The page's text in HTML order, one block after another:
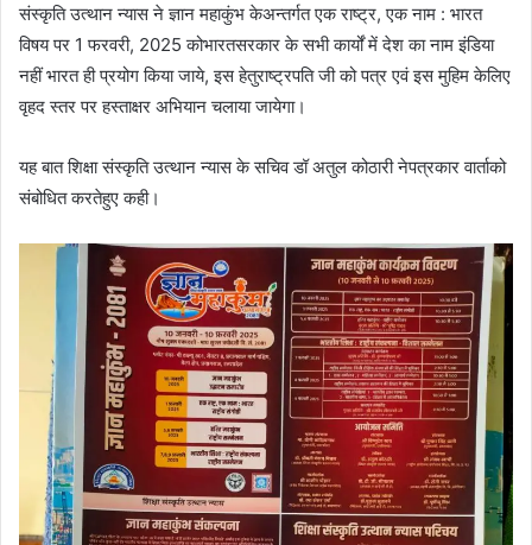
संस्कृति उत्थान न्यास ने ज्ञान महाकुंभ केअन्तर्गत एक राष्ट्र, एक नाम : भारत
विषय पर 1 फरवरी, 2025 कोभारतसरकार के सभी कार्यों में देश का नाम इंडिया
नहीं भारत ही प्रयोग किया जाये, इस हेतुराष्ट्रपति जी को पत्र एवं इस मुहिम केलिए
वृहद स्तर पर हस्ताक्षर अभियान चलाया जायेगा।
यह बात शिक्षा संस्कृति उत्थान न्यास के सचिव डॉ अतुल कोठारी नेपत्रकार वार्ताको
संबोधित करतेहुए कही।